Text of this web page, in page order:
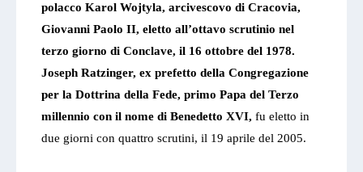
polacco Karol Wojtyla, arcivescovo di Cracovia,
Giovanni Paolo II, eletto all’ottavo scrutinio nel
terzo giorno di Conclave, il 16 ottobre del 1978.
Joseph Ratzinger, ex prefetto della Congregazione
per la Dottrina della Fede, primo Papa del Terzo
millennio con il nome di Benedetto XVI,fu eletto in
due giorni con quattro scrutini, il 19 aprile del 2005.